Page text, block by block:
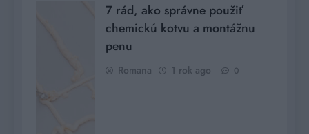
7 rád, ako správne použiť
chemickú kotvu a montážnu
penu
Romana 1 rok ago 0